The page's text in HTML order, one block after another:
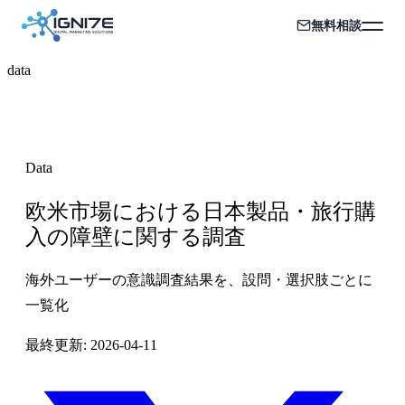
無料相談
data
Data
欧米市場における日本製品・旅行購
入の障壁に関する調査
海外ユーザーの意識調査結果を、設問・選択肢ごとに
一覧化
最終更新: 2026-04-11